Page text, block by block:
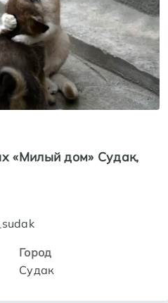
«Милый дом» Судак,
Город
Судак